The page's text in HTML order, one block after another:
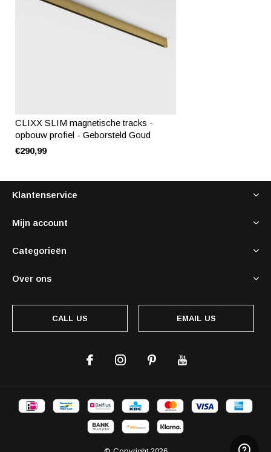
CLIXX SLIM magnetische tracks -
opbouw profiel - Geborsteld Goud
€290,99
Klantenservice
Mijn account
Categorieën
Over ons
CALL US EMAIL US